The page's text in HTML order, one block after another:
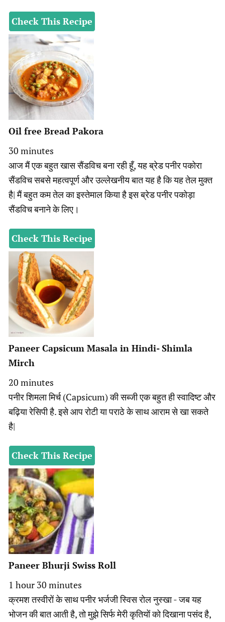
Check This Recipe
Oil free Bread Pakora
30 minutes
minutes
आज मैं एक बहुत खास सैंडविच बना रही हूँ, यह ब्रेड पनीर पकोरा
सैंडविच सबसे महत्वपूर्ण और उल्लेखनीय बात यह है कि यह तेल मुक्त
है| मैं बहुत कम तेल का इस्तेमाल किया है इस ब्रेड पनीर पकोड़ा
सैंडविच बनाने के लिए।
Check This Recipe
Paneer Capsicum Masala in Hindi- Shimla
Mirch
20 minutes
minutes
पनीर शिमला मिर्च (Capsicum) की सब्जी एक बहुत ही स्वादिष्ट और
बढ़िया रेसिपी है. इसे आप रोटी या पराठे के साथ आराम से खा सकते
है|
Check This Recipe
Paneer Bhurji Swiss Roll
1 hour
hour 30 minutes
minutes
क्रमश तस्वीरों के साथ पनीर भर्जजी स्विस रोल नुस्खा - जब यह
भोजन की बात आती है, तो मुझे सिर्फ मेरी कृतियों को दिखाना पसंद है,